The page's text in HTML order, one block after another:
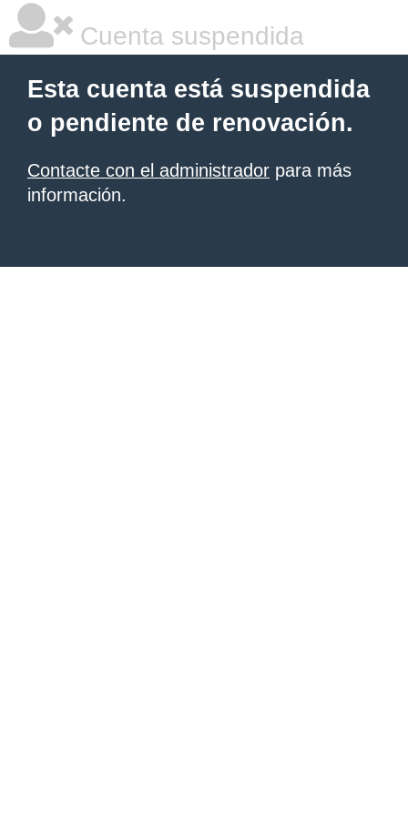
Cuenta suspendida
Esta cuenta está suspendida
o pendiente de renovación.
Contacte con el administrador para más
información.